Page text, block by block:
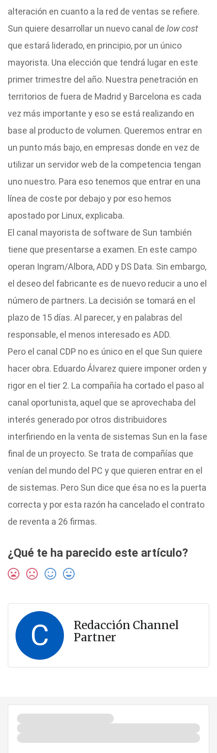
alteración en cuanto a la red de ventas se refiere.
Sun quiere desarrollar un nuevo canal de low cost
que estará liderado, en principio, por un único
mayorista. Una elección que tendrá lugar en este
primer trimestre del año. Nuestra penetración en
territorios de fuera de Madrid y Barcelona es cada
vez más importante y eso se está realizando en
base al producto de volumen. Queremos entrar en
un punto más bajo, en empresas donde en vez de
utilizar un servidor web de la competencia tengan
uno nuestro. Para eso tenemos que entrar en una
línea de coste por debajo y por eso hemos
apostado por Linux, explicaba.
El canal mayorista de software de Sun también
tiene que presentarse a examen. En este campo
operan Ingram/Albora, ADD y DS Data. Sin embargo,
el deseo del fabricante es de nuevo reducir a uno el
número de partners. La decisión se tomará en el
plazo de 15 días. Al parecer, y en palabras del
responsable, el menos interesado es ADD.
Pero el canal CDP no es único en el que Sun quiere
hacer obra. Eduardo Álvarez quiere imponer orden y
rigor en el tier 2. La compañía ha cortado el paso al
canal oportunista, aquel que se aprovechaba del
interés generado por otros distribuidores
interfiriendo en la venta de sistemas Sun en la fase
final de un proyecto. Se trata de compañías que
venían del mundo del PC y que quieren entrar en el
de sistemas. Pero Sun dice que ésa no es la puerta
correcta y por esta razón ha cancelado el contrato
de reventa a 26 firmas.
¿Qué te ha parecido este artículo?
C
Redacción Channel
Partner